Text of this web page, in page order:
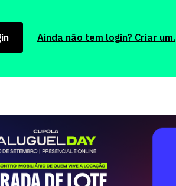
Ainda não tem login? Criar um.